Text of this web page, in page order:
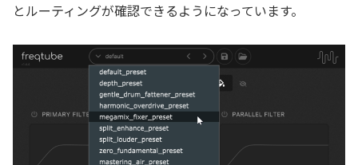
とルーティングが確認できるようになっています。